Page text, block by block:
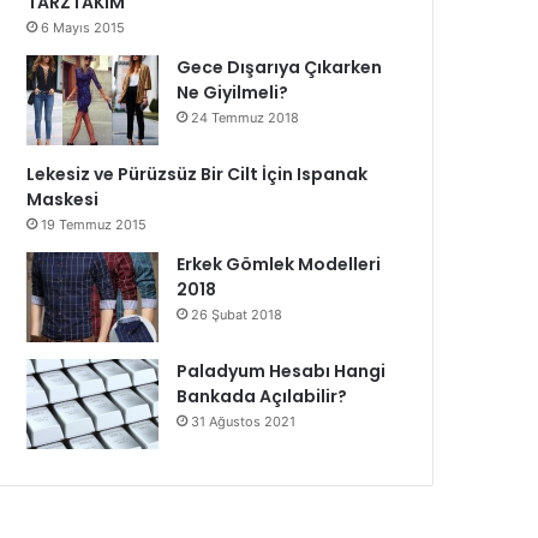
6 Mayıs 2015
Gece Dışarıya Çıkarken
Ne Giyilmeli?
24 Temmuz 2018
Lekesiz ve Pürüzsüz Bir Cilt İçin Ispanak
Maskesi
19 Temmuz 2015
Erkek Gömlek Modelleri
2018
26 Şubat 2018
Paladyum Hesabı Hangi
Bankada Açılabilir?
31 Ağustos 2021